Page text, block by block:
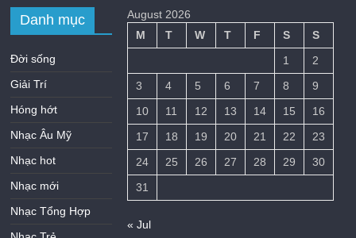
Danh mục
Đời sống
Giải Trí
Hóng hớt
Nhạc Âu Mỹ
Nhạc hot
Nhạc mới
Nhạc Tổng Hợp
August 2026
M
T W T F S
S
1
2
3
4 5 6 7 8
9
10
11 12 13 14 15
16
17
18 19 20 21 22
23
24
25 26 27 28 29
30
31
« Jul